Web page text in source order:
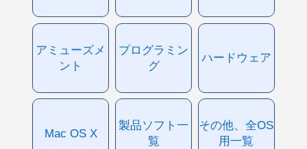
アミューズメ
ント
プログラミン
グ
ハードウェア
Mac OS X
製品ソフト一
覧
その他、全OS
用一覧